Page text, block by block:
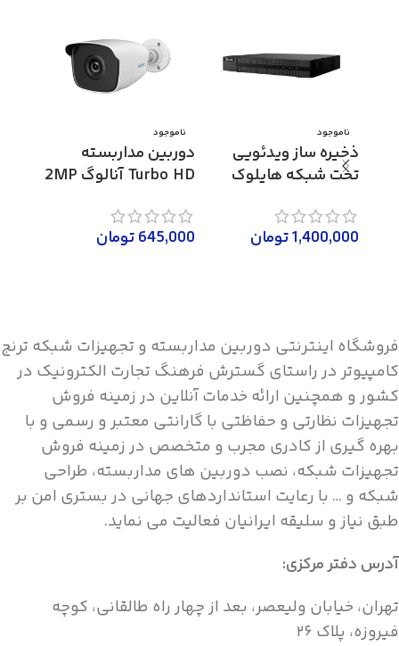
ناموجود
ذخیره ساز ویدئویی
تحت شبکه هایلوک
1,400,000تومان
ناموجود
دوربین مداربسته
Turbo HD آنالوگ 2MP
B220
645,000تومان
فروشگاه اینترنتی دوربین مداربسته و تجهیزات شبکه ترنج
کامپیوتر در راستای گسترش فرهنگ تجارت الکترونیک در
کشور و همچنین ارائه خدمات آنلاین در زمینه فروش
تجهیزات نظارتی و حفاظتی با گارانتی معتبر و رسمی و با
بهره گیری از کادری مجرب و متخصص در زمینه فروش
تجهیزات شبکه، نصب دوربین های مداربسته، طراحی
شبکه و … با رعایت استانداردهای جهانی در بستری امن بر
طبق نیاز و سلیقه ایرانیان فعالیت می نماید.
آدرس دفتر مرکزی:
تهران، خیابان ولیعصر، بعد از چهار راه طالقانی، کوچه
فیروزه، پلاک ۲۶